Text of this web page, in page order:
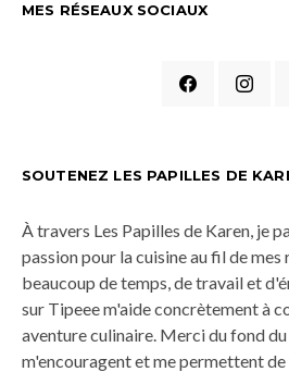
MES RÉSEAUX SOCIAUX
SOUTENEZ LES PAPILLES DE
À travers Les Papilles de Karen, je
passion pour la cuisine au fil de
beaucoup de temps, de travail et
sur Tipeee m'aide concrètement à
aventure culinaire. Merci du fond
m'encouragent et me permettent